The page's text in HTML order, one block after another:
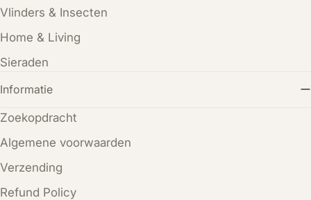
Vlinders & Insecten
Home & Living
Sieraden
Informatie
Zoekopdracht
Algemene voorwaarden
Verzending
Refund Policy